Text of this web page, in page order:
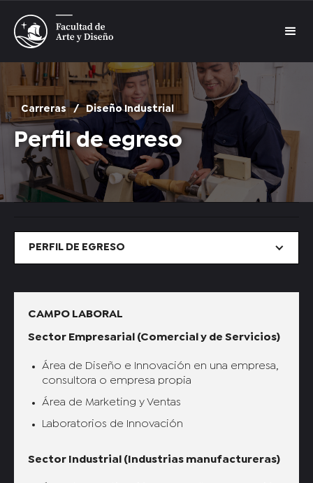
Carreras / Diseño Industrial
Perfil de egreso
CAMPO LABORAL
Sector Empresarial (Comercial y de Servicios)
Área de Diseño e Innovación en una empresa,
consultora o empresa propia
Área de Marketing y Ventas
Laboratorios de Innovación
Sector Industrial (Industrias manufactureras)
PERFIL DE EGRESO